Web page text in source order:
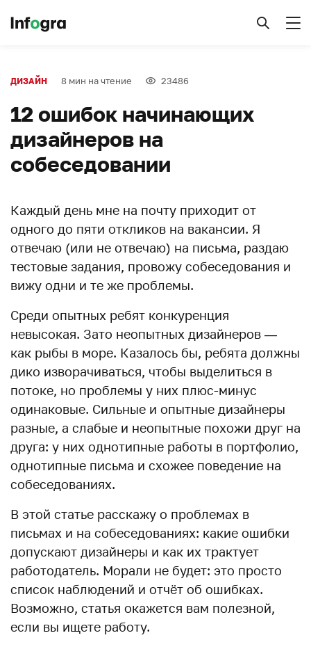
ДИЗАЙН 8 мин на чтение 23486
12 ошибок начинающих
дизайнеров на
собеседовании
Каждый день мне на почту приходит от
одного до пяти откликов на вакансии. Я
отвечаю (или не отвечаю) на письма, раздаю
тестовые задания, провожу собеседования и
вижу одни и те же проблемы.
Среди опытных ребят конкуренция
невысокая. Зато неопытных дизайнеров —
как рыбы в море. Казалось бы, ребята должны
дико изворачиваться, чтобы выделиться в
потоке, но проблемы у них плюс-минус
одинаковые. Сильные и опытные дизайнеры
разные, а слабые и неопытные похожи друг на
друга: у них однотипные работы в портфолио,
однотипные письма и схожее поведение на
собеседованиях.
В этой статье расскажу о проблемах в
письмах и на собеседованиях: какие ошибки
допускают дизайнеры и как их трактует
работодатель. Морали не будет: это просто
список наблюдений и отчёт об ошибках.
Возможно, статья окажется вам полезной,
если вы ищете работу.